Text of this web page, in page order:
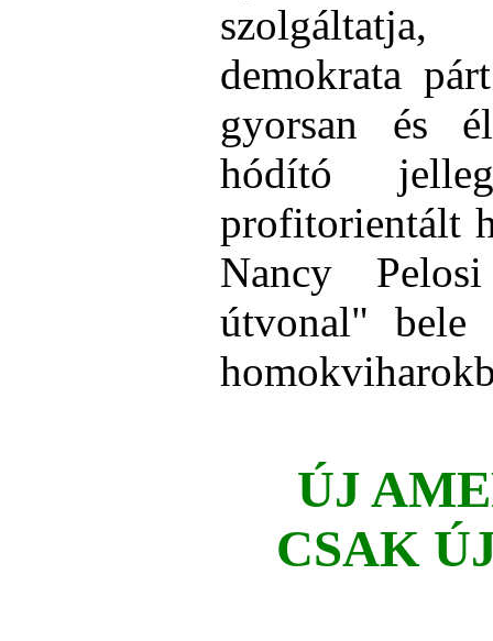
szolgáltatja
demokrata
gyorsan és
hódító
profitorientált
Nancy
útvonal"
ÚJ
CSAK